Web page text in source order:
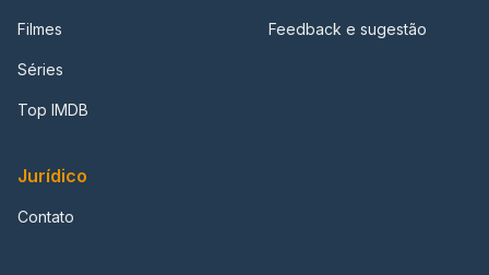
Filmes
Séries
Top IMDB
Feedback e sugestão
Jurídico
Contato